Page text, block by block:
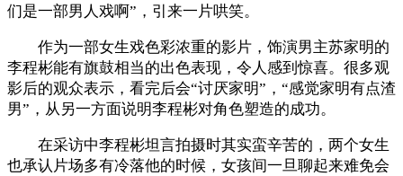
们是一部男人戏啊”，引来一片哄笑。
作为一部女生戏色彩浓重的影片，饰演男主苏家明的
李程彬能有旗鼓相当的出色表现，令人感到惊喜。很多观
影后的观众表示，看完后会“讨厌家明”，“感觉家明有点渣
男”，从另一方面说明李程彬对角色塑造的成功。
在采访中李程彬坦言拍摄时其实蛮辛苦的，两个女生
也承认片场多有冷落他的时候，女孩间一旦聊起来难免会